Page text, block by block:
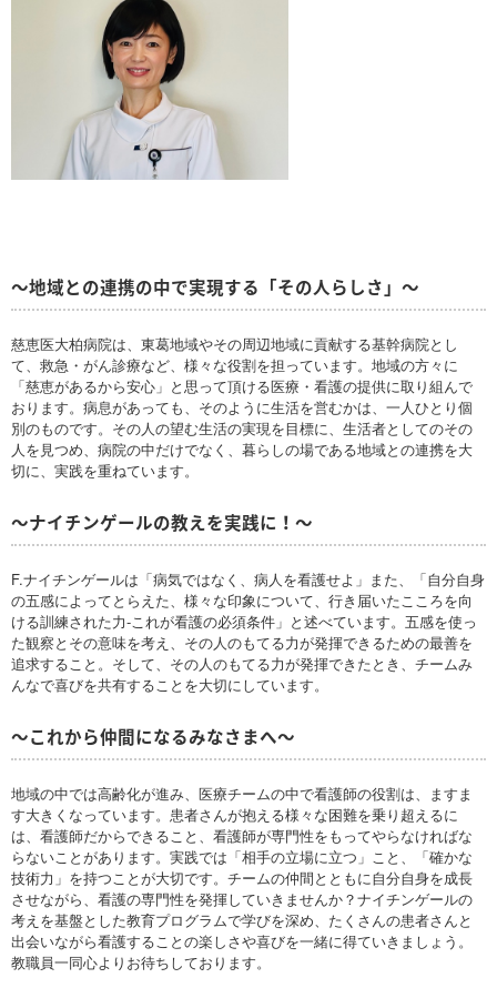
～地域との連携の中で実現する「その人らしさ」～
慈恵医大柏病院は、東葛地域やその周辺地域に貢献する基幹病院とし
て、救急・がん診療など、様々な役割を担っています。地域の方々に
「慈恵があるから安心」と思って頂ける医療・看護の提供に取り組んで
おります。病息があっても、そのように生活を営むかは、一人ひとり個
別のものです。その人の望む生活の実現を目標に、生活者としてのその
人を見つめ、病院の中だけでなく、暮らしの場である地域との連携を大
切に、実践を重ねています。
～ナイチンゲールの教えを実践に！～
F.ナイチンゲールは「病気ではなく、病人を看護せよ」また、「自分自身
の五感によってとらえた、様々な印象について、行き届いたこころを向
ける訓練された力-これが看護の必須条件」と述べています。五感を使っ
た観察とその意味を考え、その人のもてる力が発揮できるための最善を
追求すること。そして、その人のもてる力が発揮できたとき、チームみ
んなで喜びを共有することを大切にしています。
～これから仲間になるみなさまへ～
地域の中では高齢化が進み、医療チームの中で看護師の役割は、ますま
す大きくなっています。患者さんが抱える様々な困難を乗り超えるに
は、看護師だからできること、看護師が専門性をもってやらなければな
らないことがあります。実践では「相手の立場に立つ」こと、「確かな
技術力」を持つことが大切です。チームの仲間とともに自分自身を成長
させながら、看護の専門性を発揮していきませんか？ナイチンゲールの
考えを基盤とした教育プログラムで学びを深め、たくさんの患者さんと
出会いながら看護することの楽しさや喜びを一緒に得ていきましょう。
教職員一同心よりお待ちしております。